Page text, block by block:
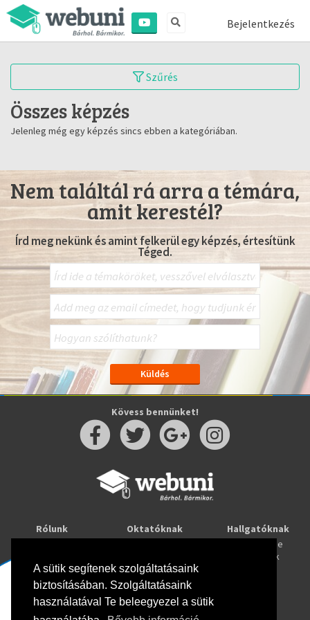
A sütik segítenek szolgáltatásaink
biztosításában. Szolgáltatásaink
használatával Te beleegyezel a sütik
Bejelentkezés
Szűrés
Összes képzés
Jelenleg még egy képzés sincs ebben a kategóriában.
Nem találtál rá arra a témára,
amit kerestél?
Írd meg nekünk és amint felkerül egy képzés, értesítünk
Téged.
Kövess bennünket!
Rólunk
Oktatóknak
Webuni Stúdió
Hallgatóknak
Tanulj online
Képzések
Info
Adatkezelési tájékoztató
ÁSZF